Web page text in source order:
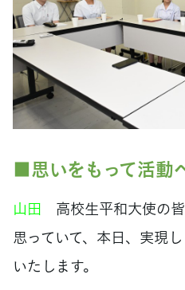
■思いをもって活動
山田 高校生平和大使の
思っていて、本日、実現
いたします。